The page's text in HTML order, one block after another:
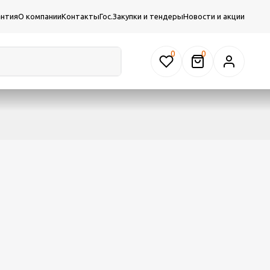
О компанииКонтактыГос.Закупки и тендерыНовости и акции
0